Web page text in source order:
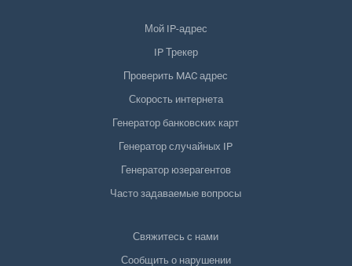
Мой IP-адрес
IP Трекер
Проверить MAC адрес
Скорость интернета
Генератор банковских карт
Генератор случайных IP
Генератор юзерагентов
Часто задаваемые вопросы
Свяжитесь с нами
Сообщить о нарушении